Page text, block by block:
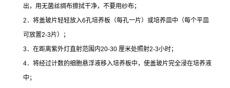
出，用无菌丝绸布擦拭干净，不要用纱布；
2 ．将盖玻片轻轻放入6孔培养板（每孔一片）或培养皿中（每个平皿
可放置2-3片）；
3．在距离紫外灯直射范围内20-30 厘米处照射2-3小时；
4．将经过计数的细胞悬浮液移入培养板中，使盖玻片完全浸在培养液
中；